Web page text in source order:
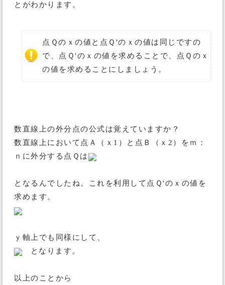
とがわかります。
点Ｑのｘの値と点Ｑ'のｘの値は同じですの
で、点Ｑ'のｘの値を求めることで、点Ｑのｘ
の値を求めることにしましょう。
数直線上の外分点の公式は覚えていますか？
数直線上において点Ａ（ｘ1）と点Ｂ（ｘ2）をｍ：
ｎに外分する点Ｑは
となるんでしたね。これを利用して点Ｑ'のｘの値を
求めます。
ｙ軸上でも同様にして、
となります。
以上のことから